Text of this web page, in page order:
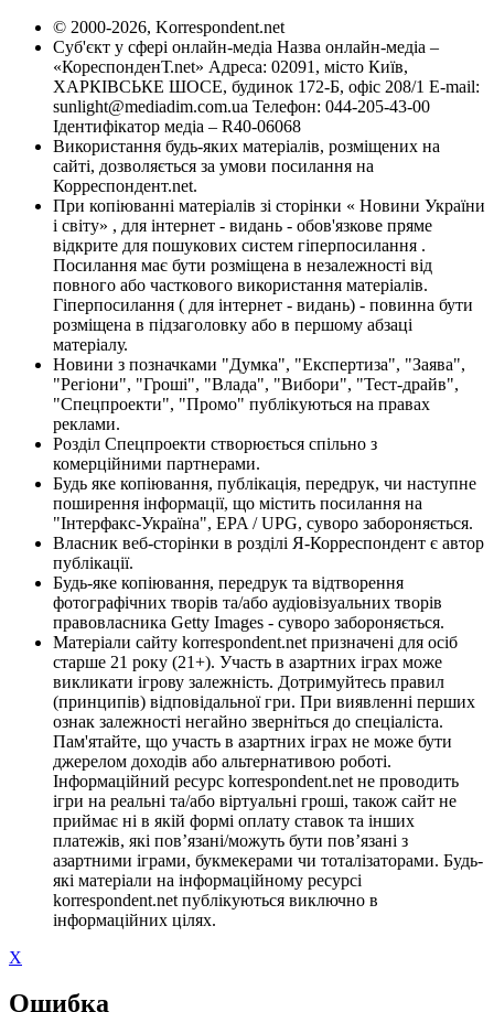
© 2000-2026, Korrespondent.net
Суб'єкт у сфері онлайн-медіа Назва онлайн-медіа –
«КореспонденТ.net» Адреса: 02091, місто Київ,
ХАРКІВСЬКЕ ШОСЕ, будинок 172-Б, офіс 208/1 E-mail:
sunlight@mediadim.com.ua Телефон: 044-205-43-00
Ідентифікатор медіа – R40-06068
Використання будь-яких матеріалів, розміщених на
сайті, дозволяється за умови посилання на
Корреспондент.net.
При копіюванні матеріалів зі сторінки « Новини України
і світу» , для інтернет - видань - обов'язкове пряме
відкрите для пошукових систем гіперпосилання .
Посилання має бути розміщена в незалежності від
повного або часткового використання матеріалів.
Гіперпосилання ( для інтернет - видань) - повинна бути
розміщена в підзаголовку або в першому абзаці
матеріалу.
Новини з позначками "Думка", "Експертиза", "Заява",
"Регіони", "Гроші", "Влада", "Вибори", "Тест-драйв",
"Спецпроекти", "Промо" публікуються на правах
реклами.
Розділ Спецпроекти створюється спільно з
комерційними партнерами.
Будь яке копіювання, публікація, передрук, чи наступне
поширення інформації, що містить посилання на
"Інтерфакс-Україна", EPA / UPG, суворо забороняється.
Власник веб-сторінки в розділі Я-Корреспондент є автор
публікації.
Будь-яке копіювання, передрук та відтворення
фотографічних творів та/або аудіовізуальних творів
правовласника Getty Images - суворо забороняється.
Матеріали сайту korrespondent.net призначені для осіб
старше 21 року (21+). Участь в азартних іграх може
викликати ігрову залежність. Дотримуйтесь правил
(принципів) відповідальної гри. При виявленні перших
ознак залежності негайно зверніться до спеціаліста.
Пам'ятайте, що участь в азартних іграх не може бути
джерелом доходів або альтернативою роботі.
Інформаційний ресурс korrespondent.net не проводить
ігри на реальні та/або віртуальні гроші, також сайт не
приймає ні в якій формі оплату ставок та інших
платежів, які пов’язані/можуть бути пов’язані з
азартними іграми, букмекерами чи тоталізаторами. Будь-
які матеріали на інформаційному ресурсі
korrespondent.net публікуються виключно в
інформаційних цілях.
X
Ошибка